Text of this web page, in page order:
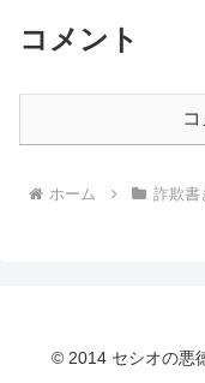
コメント
ホーム 詐欺書
© 2014 セシオの悪